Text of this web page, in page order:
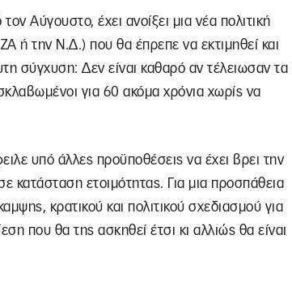
Αύγουστο, έχει ανοίξει μια νέα πολιτική
ή την Ν.Δ.) που θα έπρεπε να εκτιμηθεί και
σύγχυση: Δεν είναι καθαρό αν τέλειωσαν τα
για 60 ακόμα χρόνια χωρίς να
υπό άλλες προϋποθέσεις να έχει βρει την
κατάσταση ετοιμότητας. Για μια προσπάθεια
κρατικού και πολιτικού σχεδιασμού για
που θα της ασκηθεί έτσι κι αλλιώς θα είναι